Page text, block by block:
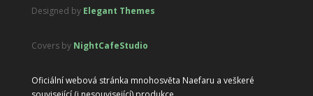
Designed by Elegant Themes
Covers by NightCafeStudio
Oficiální webová stránka mnohosvěta Naefaru a veškeré